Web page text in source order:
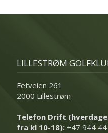
LILLESTRØM
Fetveien 261
2000 Lillestrøm
Telefon Drift
fra kl 10-18): +47 944